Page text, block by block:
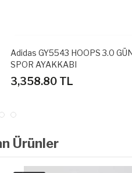
Crocs 205089-
SPOR TERLİK
2,608.80 TL
Ürünler